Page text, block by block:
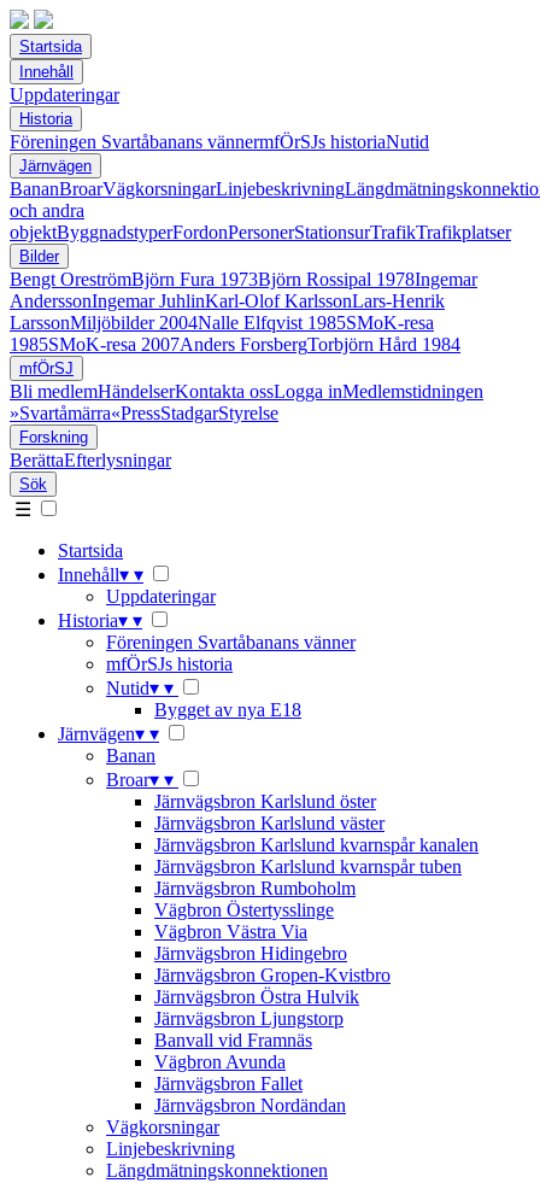
Startsida
Innehåll
Uppdateringar
Historia
Föreningen Svartåbanans vännermfÖrSJs historiaNutid
Järnvägen
BananBroarVägkorsningarLinjebeskrivning
och andra
objektByggnadstyperFordonPersonerStationsurTrafikTrafikplatser
Bilder
Bengt OreströmBjörn Fura 1973Björn Rossipal 1978Ingemar
AnderssonIngemar JuhlinKarl-Olof KarlssonLars-Henrik
LarssonMiljöbilder 2004Nalle Elfqvist 1985SMoK-resa
1985SMoK-resa 2007Anders ForsbergTorbjörn Hård 1984
mfÖrSJ
Bli medlemHändelserKontakta ossLogga inMedlemstidningen
»Svartåmärra«PressStadgarStyrelse
Forskning
BerättaEfterlysningar
Sök
☰
Startsida
Innehåll▾ ▾
Uppdateringar
Historia▾ ▾
Föreningen Svartåbanans vänner
mfÖrSJs historia
Nutid▾ ▾
Bygget av nya E18
Järnvägen▾ ▾
Banan
Broar▾ ▾
Järnvägsbron Karlslund öster
Järnvägsbron Karlslund väster
Järnvägsbron Karlslund kvarnspår kanalen
Järnvägsbron Karlslund kvarnspår tuben
Järnvägsbron Rumboholm
Vägbron Östertysslinge
Vägbron Västra Via
Järnvägsbron Hidingebro
Järnvägsbron Gropen-Kvistbro
Järnvägsbron Östra Hulvik
Järnvägsbron Ljungstorp
Banvall vid Framnäs
Vägbron Avunda
Järnvägsbron Fallet
Järnvägsbron Nordändan
Vägkorsningar
Linjebeskrivning
Längdmätningskonnektionen